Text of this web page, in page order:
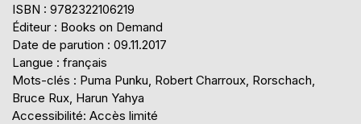
ISBN : 9782322106219
Éditeur : Books on Demand
Date de parution : 09.11.2017
Langue : français
Mots-clés : Puma Punku, Robert Charroux, Rorschach,
Bruce Rux, Harun Yahya
Accessibilité: Accès limité